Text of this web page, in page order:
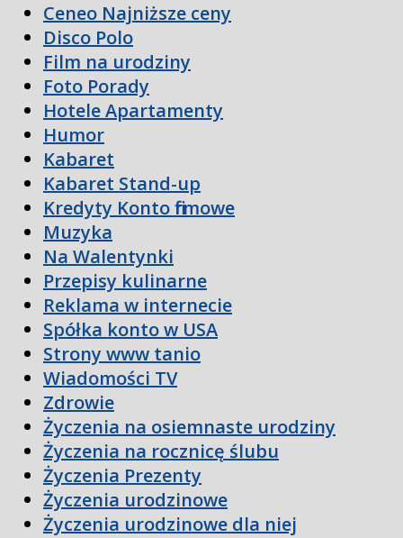
Ceneo Najniższe ceny
Disco Polo
Film na urodziny
Foto Porady
Hotele Apartamenty
Humor
Kabaret
Kabaret Stand-up
Kredyty Konto firmowe
Muzyka
Na Walentynki
Przepisy kulinarne
Reklama w internecie
Spółka konto w USA
Strony www tanio
Wiadomości TV
Zdrowie
Życzenia na osiemnaste urodziny
Życzenia na rocznicę ślubu
Życzenia Prezenty
Życzenia urodzinowe
Życzenia urodzinowe dla niej